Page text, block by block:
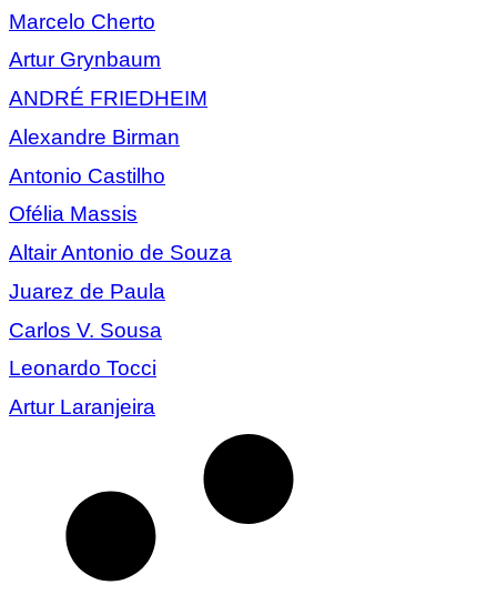
Marcelo Cherto
Artur Grynbaum
ANDRÉ FRIEDHEIM
Alexandre Birman
Antonio Castilho
Ofélia Massis
Altair Antonio de Souza
Juarez de Paula
Carlos V. Sousa
Leonardo Tocci
Artur Laranjeira